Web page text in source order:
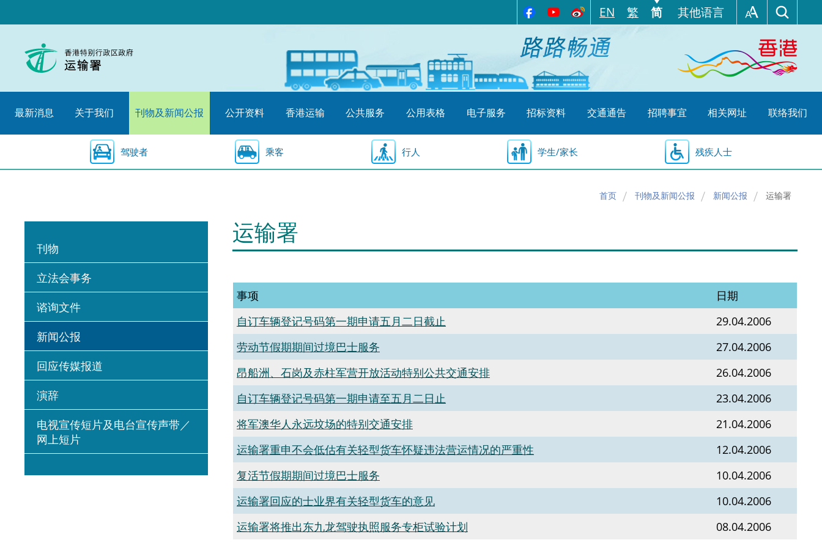
至
始
EN 繁 简 其他语言
最新消息 关于我们 刊物及新闻公报 公开资料 香港运输 公共服务 公用表格 电子服务 招标资料 交通通告 招聘事宜 相关网址 联络我们
驾驶者 乘客 行人 学生/家长 残疾人士
首页 刊物及新闻公报 新闻公报 运输署
刊物
立法会事务
谘询文件
新闻公报
回应传媒报道
演辞
电视宣传短片及电台宣传声带／
网上短片
运输署
事项
日期
自订车辆登记号码第一期申请五月二日截止
29.04.2006
劳动节假期期间过境巴士服务
27.04.2006
昂船洲、石岗及赤柱军营开放活动特别公共交通安排
26.04.2006
自订车辆登记号码第一期申请至五月二日止
23.04.2006
将军澳华人永远坟场的特别交通安排
21.04.2006
运输署重申不会低估有关轻型货车怀疑违法营运情况的严重性
12.04.2006
复活节假期期间过境巴士服务
10.04.2006
运输署回应的士业界有关轻型货车的意见
10.04.2006
运输署将推出东九龙驾驶执照服务专柜试验计划
08.04.2006